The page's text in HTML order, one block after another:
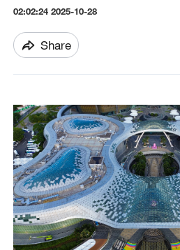
02:02:24 2025-10-28
Share